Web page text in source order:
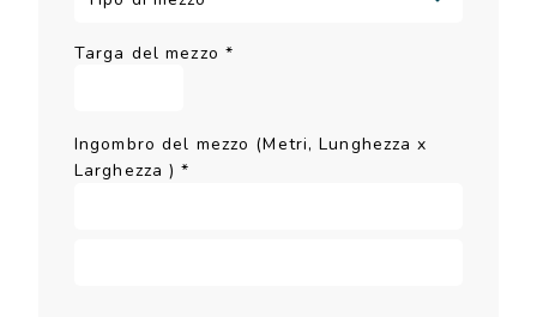
Targa del mezzo *
Ingombro del mezzo (Metri, Lunghezza x
Larghezza )*